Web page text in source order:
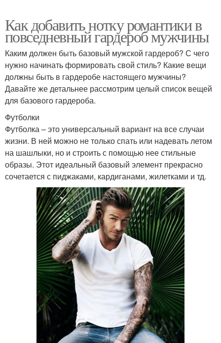
Как добавить нотку романтики в
повседневный гардероб мужчины
Каким должен быть базовый мужской гардероб? С чего
нужно начинать формировать свой стиль? Какие вещи
должны быть в гардеробе настоящего мужчины?
Давайте же детальнее рассмотрим целый список вещей
для базового гардероба.
Футболки
Футболка – это универсальный вариант на все случаи
жизни. В ней можно не только спать или надевать летом
на шашлыки, но и строить с помощью нее стильные
образы. Этот идеальный базовый элемент прекрасно
сочетается с пиджаками, кардиганами, жилетками и тд.